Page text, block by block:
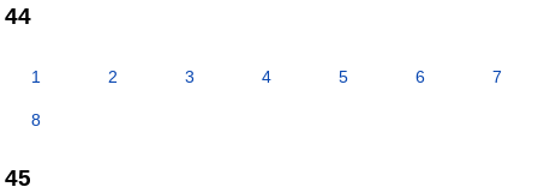
44
1 2 3 4 5 6 7
8
45